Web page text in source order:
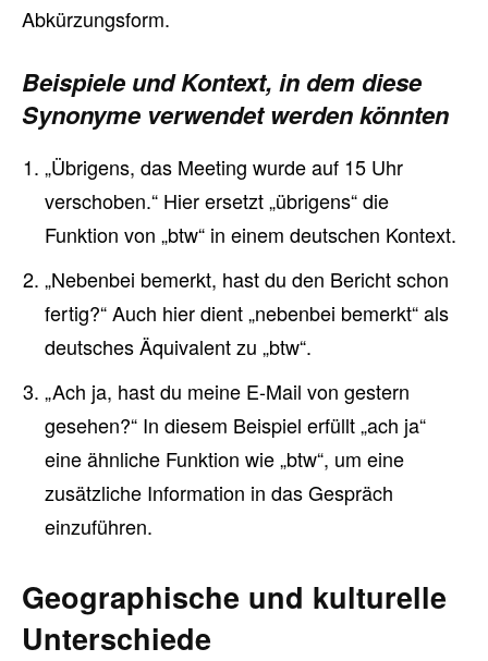
Abkürzungsform.
Beispiele und Kontext, in dem diese
Synonyme verwendet werden könnten
„Übrigens, das Meeting wurde auf 15 Uhr
verschoben.“ Hier ersetzt „übrigens“ die
Funktion von „btw“ in einem deutschen Kontext.
„Nebenbei bemerkt, hast du den Bericht schon
fertig?“ Auch hier dient „nebenbei bemerkt“ als
deutsches Äquivalent zu „btw“.
„Ach ja, hast du meine E-Mail von gestern
gesehen?“ In diesem Beispiel erfüllt „ach ja“
eine ähnliche Funktion wie „btw“, um eine
zusätzliche Information in das Gespräch
einzuführen.
Geographische und kulturelle
Unterschiede